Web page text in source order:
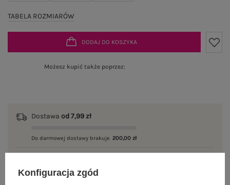
TABELA ROZMIARÓW
DODAJ DO KOSZYKA
Możesz kupić także poprzez:
Dostawa od 7,99 zł
Do darmowej dostawy brakuje 200,00 zł
100 dni na zwrot
Konfiguracja zgód